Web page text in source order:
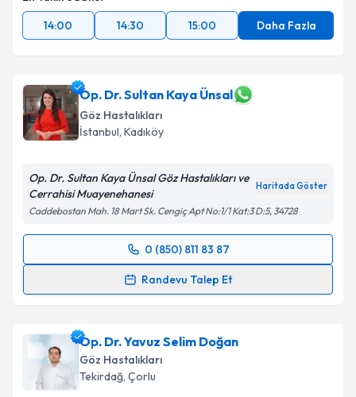
14:00
14:30 15:00 Daha Fazla
Op. Dr. Sultan Kaya Ünsal
Göz Hastalıkları
İstanbul, Kadıköy
Op. Dr. Sultan Kaya Ünsal Göz Hastalıkları ve
Cerrahisi Muayenehanesi
Haritada Göster
Caddebostan Mah. 18 Mart Sk. Cengiç Apt No:1/1 Kat:3 D:5, 34728
0 (850) 811 83 87
Randevu Talep Et
Randevu Takvimi Talebi
için bir takvim hazırlandığında e-posta ile
bilgilendireceğiz.
E-posta Adresiniz
Op. Dr. Yavuz Selim Doğan
Göz Hastalıkları
Tekirdağ, Çorlu